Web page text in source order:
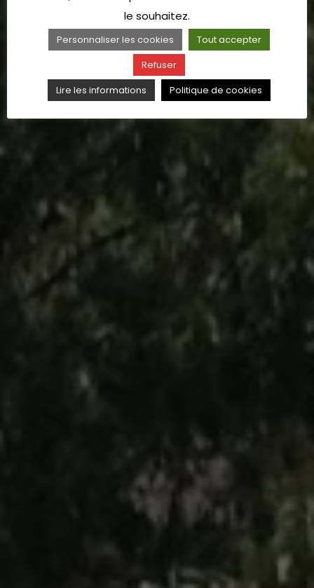
le souhaitez.
Personnaliser les cookies
Tout accepter
Refuser
Lire les informations
Politique de cookies